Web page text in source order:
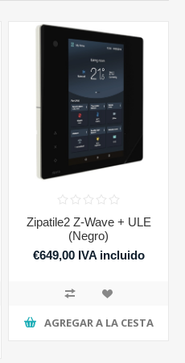
Zipatile2 Z-Wave + ULE
(Negro)
€649,00 IVA incluido
AGREGAR A LA CESTA